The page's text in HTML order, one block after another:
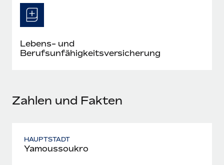
Mehr erfahren
Lebens- und
Berufsunfähigkeitsversicherung
Zahlen und Fakten
HAUPTSTADT
Yamoussoukro